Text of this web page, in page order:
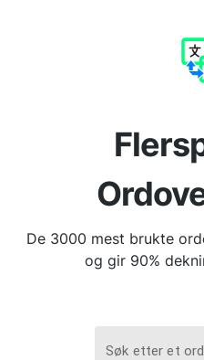
De 3000 mest brukte
og gir 90%
Søk etter et ord